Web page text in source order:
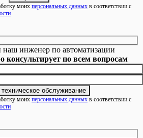
моих персональных данных в соответствии с
инженер по автоматизации
консультирует по всем вопросам
моих персональных данных в соответствии с